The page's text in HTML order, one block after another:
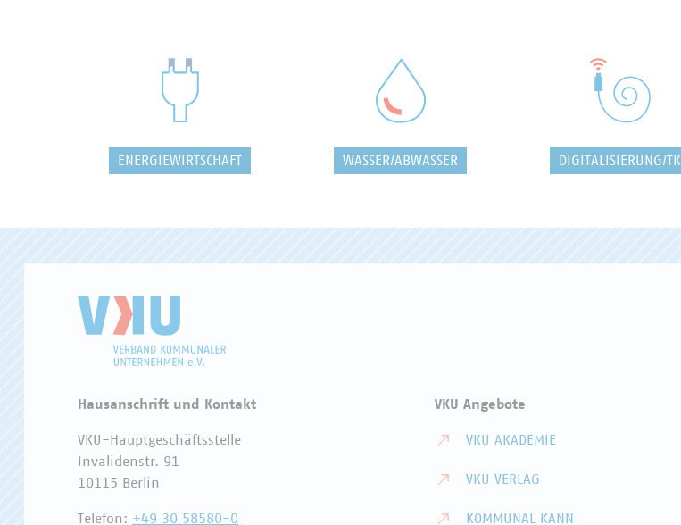
ENERGIEWIRTSCHAFT WASSER/ABWASSER DIGITALISIERUNG/TK
Hausanschrift und Kontakt
VKU-Hauptgeschäftsstelle
Invalidenstr. 91
10115 Berlin
Telefon: +49 30 58580-0
VKU Angebote
VKU AKADEMIE
VKU VERLAG
KOMMUNAL KANN